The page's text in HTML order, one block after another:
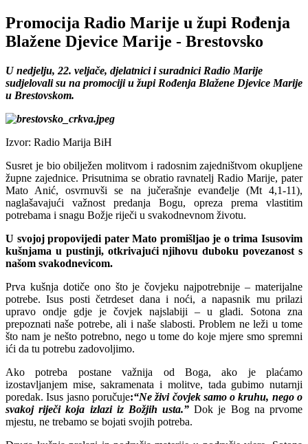
Promocija Radio Marije u župi Rođenja
Blažene Djevice Marije - Brestovsko
U nedjelju, 22. veljače, djelatnici i suradnici Radio Marije
sudjelovali su na promociji u župi Rođenja Blažene Djevice Marije
u Brestovskom.
Izvor: Radio Marija BiH
Susret je bio obilježen molitvom i radosnim zajedništvom okupljene
župne zajednice. Prisutnima se obratio ravnatelj Radio Marije, pater
Mato Anić, osvrnuvši se na jučerašnje evanđelje (Mt 4,1-11),
naglašavajući važnost predanja Bogu, opreza prema vlastitim
potrebama i snagu Božje riječi u svakodnevnom životu.
U svojoj propovijedi pater Mato promišljao je o trima Isusovim
kušnjama u pustinji, otkrivajući njihovu duboku povezanost s
našom svakodnevicom.
Prva kušnja dotiče ono što je čovjeku najpotrebnije – materijalne
potrebe. Isus posti četrdeset dana i noći, a napasnik mu prilazi
upravo ondje gdje je čovjek najslabiji – u gladi. Sotona zna
prepoznati naše potrebe, ali i naše slabosti. Problem ne leži u tome
što nam je nešto potrebno, nego u tome do koje mjere smo spremni
ići da tu potrebu zadovoljimo.
Ako potreba postane važnija od Boga, ako je plaćamo
izostavljanjem mise, sakramenata i molitve, tada gubimo nutarnji
poredak. Isus jasno poručuje:“Ne živi čovjek samo o kruhu, nego o
svakoj riječi koja izlazi iz Božjih usta.”Dok je Bog na prvome
mjestu, ne trebamo se bojati svojih potreba.